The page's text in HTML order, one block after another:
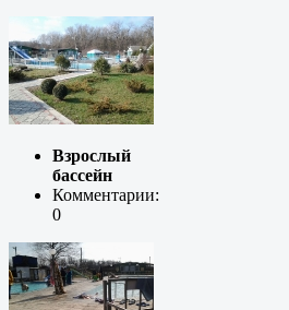
Взрослый
бассейн
Комментарии:
0